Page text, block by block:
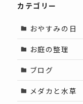
カテゴリー
おやすみの日
お庭の整理
ブログ
メダカと水草